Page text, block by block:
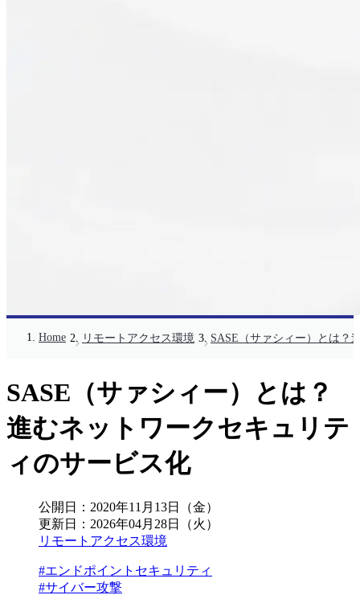
Home リモートアクセス環境 SASE（サァシィー）とは？
SASE（サァシィー）とは？
進むネットワークセキュリテ
ィのサービス化
公開日： 2020年11月13日（金）
更新日： 2026年04月28日（火）
リモートアクセス環境
#エンドポイントセキュリティ
#サイバー攻撃